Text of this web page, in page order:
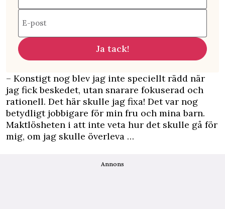
E-post
Ja tack!
– Konstigt nog blev jag inte speciellt rädd när
jag fick beskedet, utan snarare fokuserad och
rationell. Det här skulle jag fixa! Det var nog
betydligt jobbigare för min fru och mina barn.
Maktlösheten i att inte veta hur det skulle gå för
mig, om jag skulle överleva …
Annons